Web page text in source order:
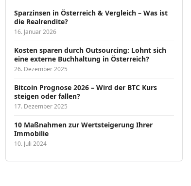
Sparzinsen in Österreich & Vergleich – Was ist
die Realrendite?
16. Januar 2026
Kosten sparen durch Outsourcing: Lohnt sich
eine externe Buchhaltung in Österreich?
26. Dezember 2025
Bitcoin Prognose 2026 – Wird der BTC Kurs
steigen oder fallen?
17. Dezember 2025
10 Maßnahmen zur Wertsteigerung Ihrer
Immobilie
10. Juli 2024